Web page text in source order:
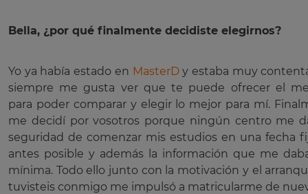
Bella, ¿por qué finalmente decidiste elegirnos?
Yo ya había estado en MasterDy estaba muy
siempre me gusta ver que te puede ofrecer el
para poder comparar y elegir lo mejor para mí.
me decidí por vosotros porque ningún centro me
seguridad de comenzar mis estudios en una fecha
antes posible y además la información que me
mínima. Todo ello junto con la motivación y el
tuvisteis conmigo me impulsó a matricularme de